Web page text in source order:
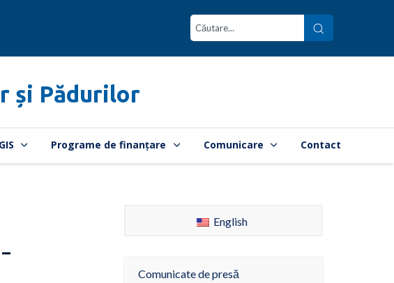
și Pădurilor
Programe de finanțare Comunicare Contact
English
Comunicate de presă